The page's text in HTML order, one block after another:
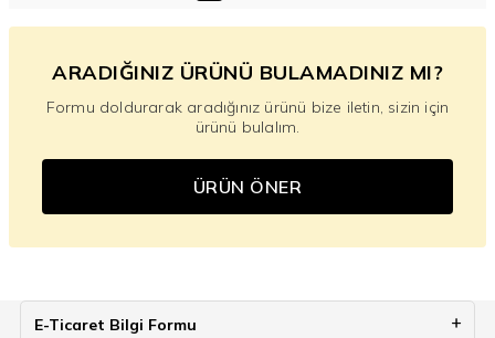
ARADIĞINIZ ÜRÜNÜ BULAMADINIZ MI?
Formu doldurarak aradığınız ürünü bize iletin, sizin için
ürünü bulalım.
ÜRÜN ÖNER
E-Ticaret Bilgi Formu